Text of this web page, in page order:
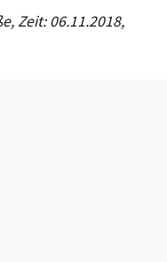
Zeit: 06.11.2018,